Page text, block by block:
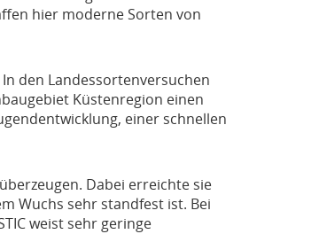
hier moderne Sorten von
In den Landessortenversuchen
Küstenregion einen
einer schnellen
Dabei erreichte sie
Wuchs sehr standfest ist. Bei
weist sehr geringe